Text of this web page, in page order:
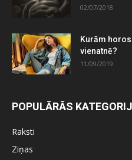
02/07/2018
Kurām
vienatnē?
11/09/2019
POPULĀRĀS
Raksti
Ziņas